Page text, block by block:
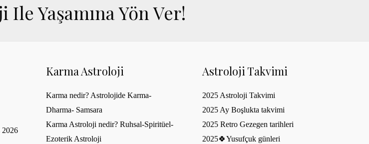
Yaşamına Yön Ver!
2026
Karma Astroloji
Karma nedir? Astrolojide Karma-
Dharma- Samsara
Karma Astroloji nedir? Ruhsal-Spiritüel-
Ezoterik Astroloji
Astroloji Takvimi
2025 Astroloji Takvimi
2025 Ay Boşlukta takvimi
2025 Retro Gezegen tarihleri
2025🍀Yusufçuk günleri